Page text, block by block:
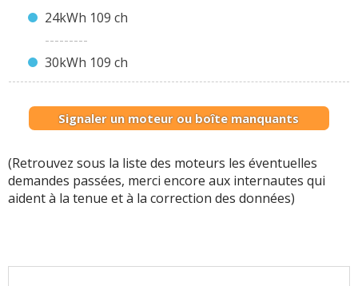
24kWh 109 ch
---------
30kWh 109 ch
Signaler un moteur ou boîte manquants
(Retrouvez sous la liste des moteurs les éventuelles
demandes passées, merci encore aux internautes qui
aident à la tenue et à la correction des données)